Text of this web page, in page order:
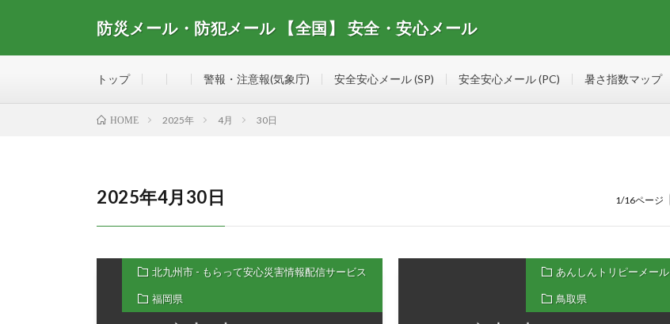
防災メール・防犯メール 【全国】 安全・安心メール
トップ 警報・注意報(気象庁) 安全安心メール (SP) 安全安心メール (PC) 暑さ指数マップ
HOME 2025年 4月 30日
2025年4月30日 1/16ページ
北九州市 - もらって安心災害情報配信サービス
福岡県
あんしんトリピーメール
鳥取県